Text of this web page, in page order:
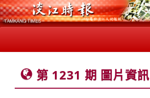
第 1231 期 圖片資訊